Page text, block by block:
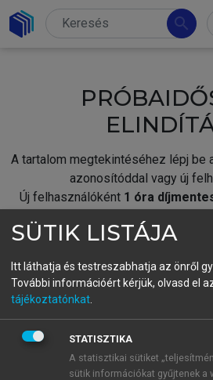
search
A tartalom megtekintéséhez lépj be
azonosítóddal vagy új
Új felhasználóként 1 óra
fiókoddal,vagy hozz
A regisztráció után apróbaidőszak
BELÉPÉS SAJÁT
SÜTIK LISTÁJA
Itt láthatja és testreszabhatja az önről
További információért kérjük, olvasd el
tájékoztatónkat
STATISZTIKA
A statisztikai sütiket
sütik információkat gyűjtenek a